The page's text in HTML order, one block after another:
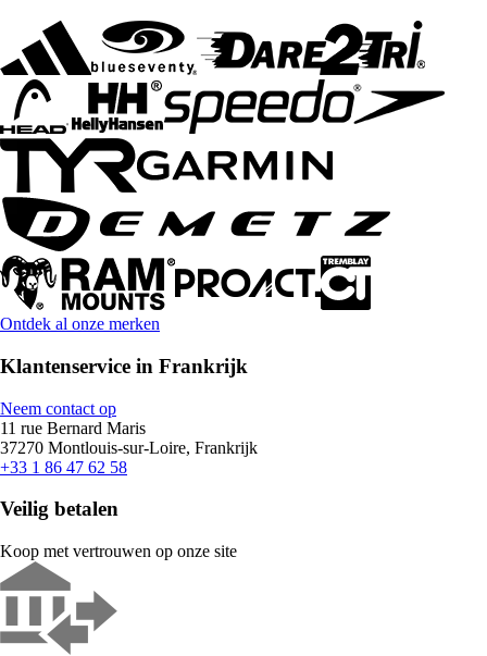
Ontdek al onze merken
Klantenservice in Frankrijk
Neem contact op
11 rue Bernard Maris
37270 Montlouis-sur-Loire, Frankrijk
+33 1 86 47 62 58
Veilig betalen
Koop met vertrouwen op onze site